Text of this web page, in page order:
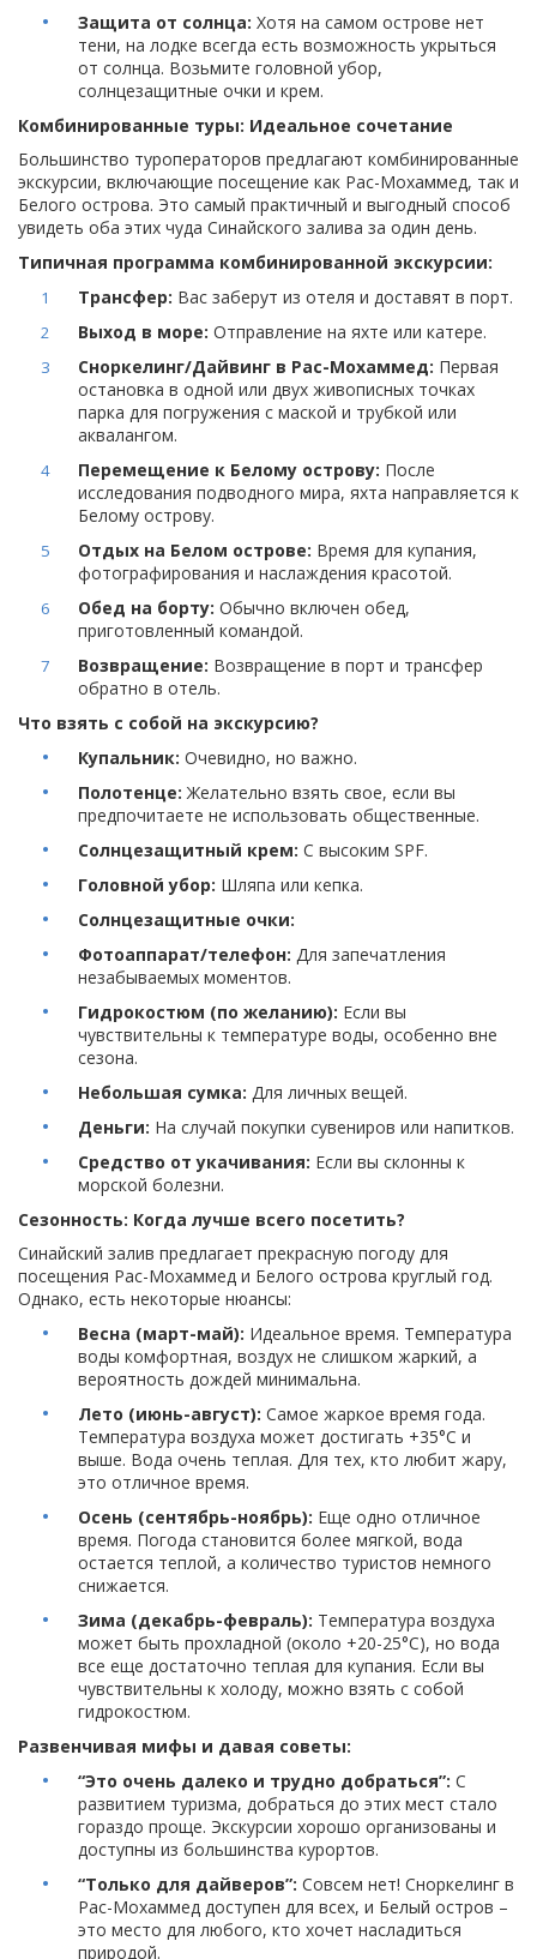
Защита от солнца: Хотя на самом острове нет
тени, на лодке всегда есть возможность укрыться
от солнца. Возьмите головной убор,
солнцезащитные очки и крем.
Комбинированные туры: Идеальное сочетание
Большинство туроператоров предлагают комбинированные
экскурсии, включающие посещение как Рас-Мохаммед, так и
Белого острова. Это самый практичный и выгодный способ
увидеть оба этих чуда Синайского залива за один день.
Типичная программа комбинированной экскурсии:
Трансфер: Вас заберут из отеля и доставят в порт.
Выход в море: Отправление на яхте или катере.
Сноркелинг/Дайвинг в Рас-Мохаммед: Первая
остановка в одной или двух живописных точках
парка для погружения с маской и трубкой или
аквалангом.
Перемещение к Белому острову: После
исследования подводного мира, яхта направляется к
Белому острову.
Отдых на Белом острове: Время для купания,
фотографирования и наслаждения красотой.
Обед на борту: Обычно включен обед,
приготовленный командой.
Возвращение: Возвращение в порт и трансфер
обратно в отель.
Что взять с собой на экскурсию?
Купальник: Очевидно, но важно.
Полотенце: Желательно взять свое, если вы
предпочитаете не использовать общественные.
Солнцезащитный крем: С высоким SPF.
Головной убор: Шляпа или кепка.
Солнцезащитные очки:
Фотоаппарат/телефон: Для запечатления
незабываемых моментов.
Гидрокостюм (по желанию): Если вы
чувствительны к температуре воды, особенно вне
сезона.
Небольшая сумка: Для личных вещей.
Деньги: На случай покупки сувениров или напитков.
Средство от укачивания: Если вы склонны к
морской болезни.
Сезонность: Когда лучше всего посетить?
Синайский залив предлагает прекрасную погоду для
посещения Рас-Мохаммед и Белого острова круглый год.
Однако, есть некоторые нюансы:
Весна (март-май): Идеальное время. Температура
воды комфортная, воздух не слишком жаркий, а
вероятность дождей минимальна.
Лето (июнь-август): Самое жаркое время года.
Температура воздуха может достигать +35°C и
выше. Вода очень теплая. Для тех, кто любит жару,
это отличное время.
Осень (сентябрь-ноябрь): Еще одно отличное
время. Погода становится более мягкой, вода
остается теплой, а количество туристов немного
снижается.
Зима (декабрь-февраль): Температура воздуха
может быть прохладной (около +20-25°C), но вода
все еще достаточно теплая для купания. Если вы
чувствительны к холоду, можно взять с собой
гидрокостюм.
Развенчивая мифы и давая советы:
“Это очень далеко и трудно добраться”: С
развитием туризма, добраться до этих мест стало
гораздо проще. Экскурсии хорошо организованы и
доступны из большинства курортов.
“Только для дайверов”: Совсем нет! Сноркелинг в
Рас-Мохаммед доступен для всех, и Белый остров –
это место для любого, кто хочет насладиться
природой.